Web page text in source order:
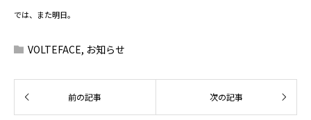
では、また明日。
VOLTEFACE, お知らせ